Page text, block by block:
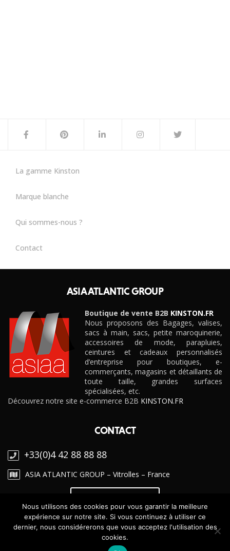
La gamme Kinston
Marque blanche
Qui sommes-nous ?
Contact
ASIA ATLANTIC GROUP
Boutique de vente B2B KINSTON.FR
Nous proposons des Bagages, valises,
sacs à main, sacs, petite maroquinerie,
accessoires de mode, parapluies,
ceintures et cadeaux personnalisés
d’entreprise pour boutiques, e-
commerçants, magasins et détaillants de
toute taille, grandes surfaces
spécialisées, etc.
Découvrez notre site e-commerce B2B KINSTON.FR
CONTACT
+33(0)4 42 88 88 88
ASIA ATLANTIC GROUP – Vitrolles – France
NEWSLETTER
Nous utilisons des cookies pour vous garantir la meilleure
expérience sur notre site. Si vous continuez à utiliser ce
dernier, nous considérerons que vous acceptez l'utilisation des
cookies.